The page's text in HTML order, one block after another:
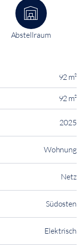
Abstellraum
92 m²
92 m²
2025
Wohnung
Netz
Südosten
Elektrisch